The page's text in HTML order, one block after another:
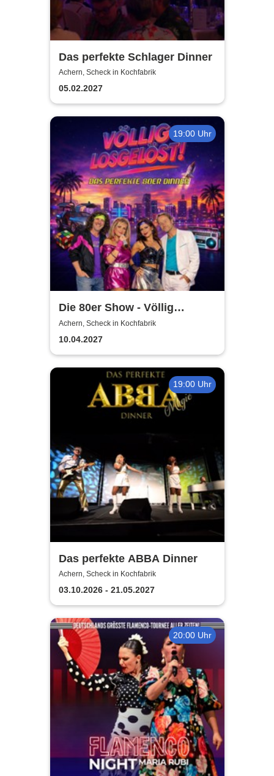
Das perfekte Schlager Dinner
Achern, Scheck in Kochfabrik
05.02.2027
19:00 Uhr
Die 80er Show - Völlig
losgelöst - Hymnen deines
Lebens
Achern, Scheck in Kochfabrik
10.04.2027
19:00 Uhr
Das perfekte ABBA Dinner
Achern, Scheck in Kochfabrik
03.10.2026 - 21.05.2027
20:00 Uhr